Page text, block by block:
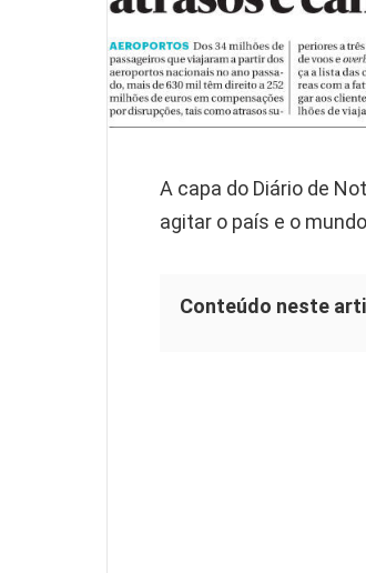
A capa do Diário de
agitar o país e o
Conteúdo neste